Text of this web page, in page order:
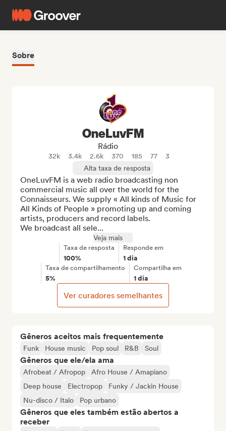
Sobre
Gêneros aceitos mais frequentemente
Funk House music Pop soul R&B Soul
Gêneros que ele/ela ama
Afrobeat / Afropop
Afro House / Amapiano
Deep house
Electropop
Funky / Jackin House
Nu-disco / Italo
Pop urbano
Gêneros que eles também estão abertos a
receber
OneLuvFM
Rádio
32k 3.4k 2.6k 370 185 77
3
Alta taxa de resposta
OneLuvFM is a web radio broadcasting non
commercial music all over the world for the
Connaisseurs. We supply « All kinds of Music for
All Kinds of People » promoting up and coming
artists, producers and record labels.
We broadcast all sele...
Veja mais
Taxa de resposta
100%
Responde em
1 dia
Taxa de compartilhamento
5%
Compartilha em
1 dia
Ver curadores semelhantes